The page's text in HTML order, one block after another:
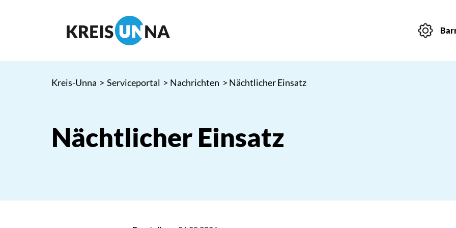
Kreis-Unna > Serviceportal > Nachrichten > Nächtlicher Einsatz
Nächtlicher Einsatz